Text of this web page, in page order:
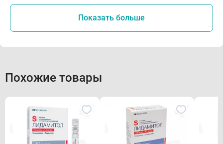
Показать больше
Похожие товары